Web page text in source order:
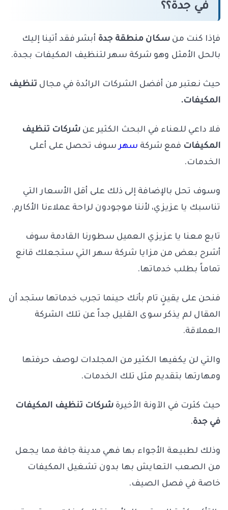
في جدة؟؟
فإذا كنت من سكان منطقة جدة أبشر فقد أتينا إليك
بالحل الأمثل وهو شركة سهر لتنظيف المكيفات بجدة.
حيث نعتبر من أفضل الشركات الرائدة في مجال تنظيف
المكيفات.
فلا داعي للعناء في البحث الكثير عن شركات تنظيف
المكيفات فمع شركة سهرسوف تحصل على أعلى
الخدمات.
وسوف تحل بالإضافة إلى ذلك على أقل الأسعار التي
تناسبك يا عزيزي، لأننا موجودون لراحة عملاءنا الأكارم.
تابع معنا يا عزيزي العميل سطورنا القادمة سوف
أشرح بعض من مزايا شركة سهر التي ستجعلك قانع
تماماً بطلب خدماتها.
فنحن على يقينٍ تام بأنك حينما تجرب خدماتها ستجد أن
المقال لم يذكر سوى القليل جداً عن تلك الشركة
العملاقة.
والتي لن يكفيها الكثير من المجلدات لوصف حرفتها
ومهارتها بتقديم مثل تلك الخدمات.
حيث كثرت في الآونة الأخيرة شركات تنظيف المكيفات
في جدة.
وذلك لطبيعة الأجواء بها فهي مدينة جافة مما يجعل
من الصعب التعايش بها بدون تشغيل المكيفات
خاصة في فصل الصيف.